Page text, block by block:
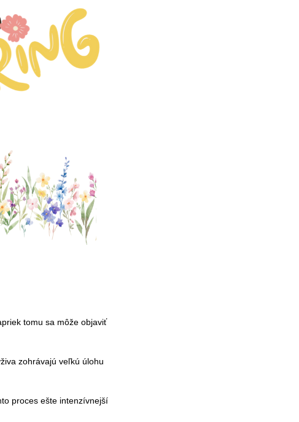
tomu sa môže objaviť
zohrávajú veľkú úlohu
proces ešte intenzívnejší